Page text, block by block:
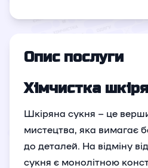
Опис послуги
Хімчистка
Шкіряна сукня – це
мистецтва, яка вимагає
до деталей. На відміну
сукня є монолітною